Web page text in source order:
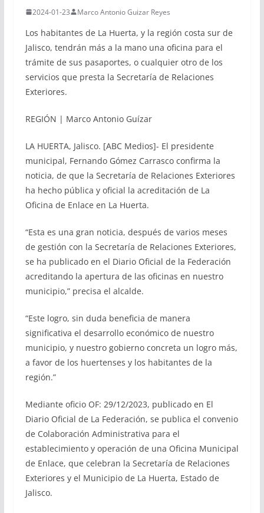
2024-01-23 Marco Antonio Guizar Reyes
Los habitantes de La Huerta, y la región costa sur de
Jalisco, tendrán más a la mano una oficina para el
trámite de sus pasaportes, o cualquier otro de los
servicios que presta la Secretaría de Relaciones
Exteriores.
REGIÓN | Marco Antonio Guízar
LA HUERTA, Jalisco. [ABC Medios]- El presidente
municipal, Fernando Gómez Carrasco confirma la
noticia, de que la Secretaría de Relaciones Exteriores
ha hecho pública y oficial la acreditación de La
Oficina de Enlace en La Huerta.
“Esta es una gran noticia, después de varios meses
de gestión con la Secretaría de Relaciones Exteriores,
se ha publicado en el Diario Oficial de la Federación
acreditando la apertura de las oficinas en nuestro
municipio,” precisa el alcalde.
“Este logro, sin duda beneficia de manera
significativa el desarrollo económico de nuestro
municipio, y nuestro gobierno concreta un logro más,
a favor de los huertenses y los habitantes de la
región.”
Mediante oficio OF: 29/12/2023, publicado en El
Diario Oficial de La Federación, se publica el convenio
de Colaboración Administrativa para el
establecimiento y operación de una Oficina Municipal
de Enlace, que celebran la Secretaría de Relaciones
Exteriores y el Municipio de La Huerta, Estado de
Jalisco.